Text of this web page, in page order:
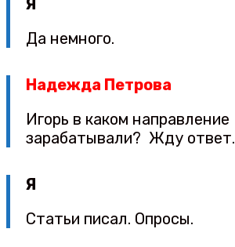
Я
Да немного.
Надежда Петрова
Игорь в каком направление
зарабатывали? Жду ответ.
Я
Статьи писал. Опросы.